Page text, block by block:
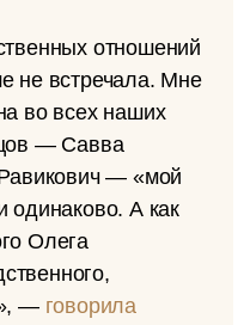
отношений
не встречала. Мне
во всех наших
— Савва
— «мой
одинаково. А как
Олега
— говорила